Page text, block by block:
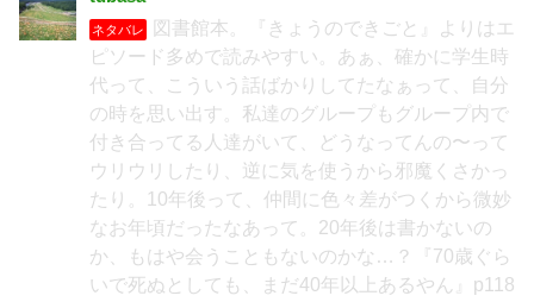
ネタバレ
図書館本。『きょうのできごと』よりはエ
ピソード多めで読みやすい。あぁ、確かに学生時
代って、こういう話ばかりしてたなぁって、自分
の時を思い出す。私達のグループもグループ内で
付き合ってる人達がいて、どうなってんの〜って
ウリウリしたり、逆に気を使うから邪魔くさかっ
たり。10年後って、仲間に色々差がつくから微妙
なお年頃だったなあって。20年後は書かないの
か、もはや会うこともないのかな…？『70歳ぐら
いで死ぬとしても、まだ40年以上あるやん』p118